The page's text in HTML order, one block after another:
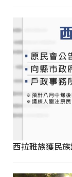
西拉雅族獲民